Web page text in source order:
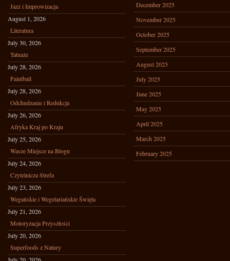
Jazz i Improwizacja
August 1, 2026
Literatura
July 30, 2026
Tatuaże
July 28, 2026
Paintball
July 28, 2026
Odchudzanie i Redukcja
July 26, 2026
Afryka Kraj po Kraju
July 25, 2026
Wasze Miejsce na Blogu
July 24, 2026
Czytelnicza Strefa
July 23, 2026
Wegańskie i Wegetariańskie Święta
July 21, 2026
Motoryzacja Przyszłości
July 20, 2026
Superfoods z Natury
December 2025
November 2025
October 2025
September 2025
August 2025
July 2025
June 2025
May 2025
April 2025
March 2025
February 2025